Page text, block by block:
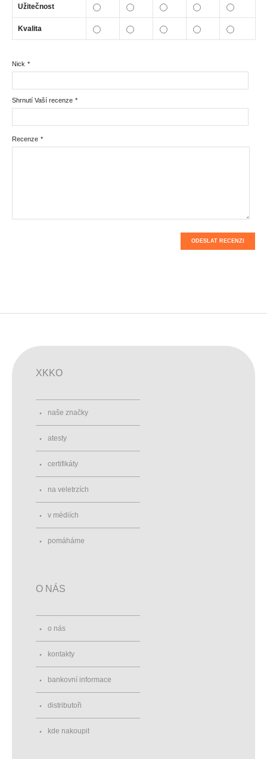
Užitečnost
Kvalita
*
Nick
*
Shrnutí Vaší recenze
*
Recenze
ODESLAT RECENZI
XKKO
naše značky
atesty
certifikáty
na veletrzích
v médiích
pomáháme
O NÁS
o nás
kontakty
bankovní informace
distributoři
kde nakoupit